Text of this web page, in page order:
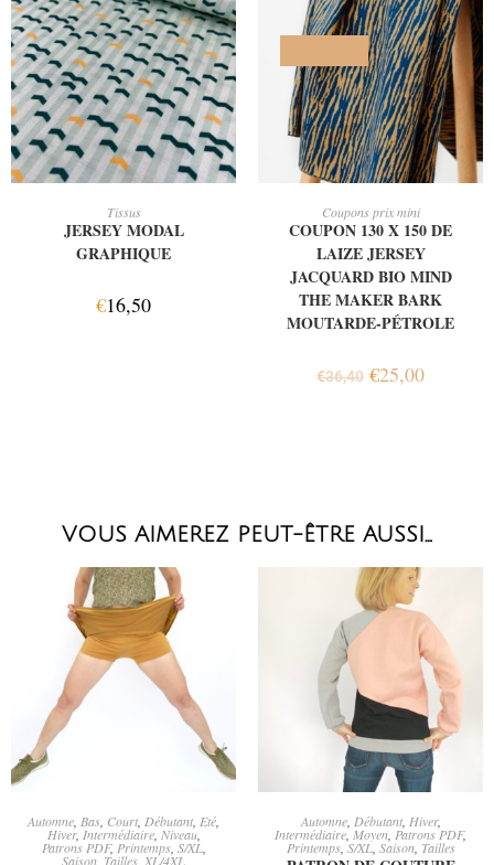
Tissus
JERSEY MODAL
GRAPHIQUE
€16,50
Coupons prix mini
COUPON 130 X 150 DE
LAIZE JERSEY
JACQUARD BIO MIND
THE MAKER BARK
MOUTARDE-PÉTROLE
€36,40 €25,00
VOUS AIMEREZ PEUT-ÊTRE AUSSI…
AJOUTER AU PANIER
Automne Bas Court Débutant Eté
Hiver, Intermédiaire, Niveau,
Patrons PDF, Printemps, S/XL,
Saison Tailles XL/4XL
CHOIX DES OPTIONS
Automne, Débutant, Hiver,
Intermédiaire, Moyen Patrons PDF,
Printemps,S/XL, Saison, Tailles